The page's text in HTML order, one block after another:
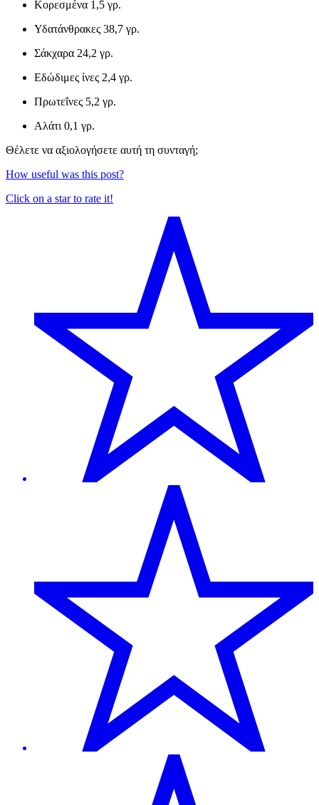
Κορεσμένα 1,5 γρ.
Υδατάνθρακες 38,7 γρ.
Σάκχαρα 24,2 γρ.
Εδώδιμες ίνες 2,4 γρ.
Πρωτεΐνες 5,2 γρ.
Αλάτι 0,1 γρ.
Θέλετε να αξιολογήσετε αυτή τη συνταγή;
How useful was this post?
Click on a star to rate it!